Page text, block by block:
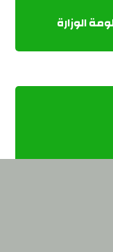
الوزارة